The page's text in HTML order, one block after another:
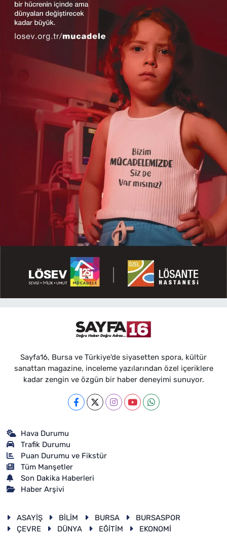
Sayfa16, Bursa ve Türkiye'de siyasetten spora, kültür
sanattan magazine, inceleme yazılarından özel içeriklere
kadar zengin ve özgün bir haber deneyimi sunuyor.
Hava Durumu
Trafik Durumu
Puan Durumu ve Fikstür
Tüm Manşetler
Son Dakika Haberleri
Haber Arşivi
ASAYİŞ BİLİM BURSA
BURSASPOR
ÇEVRE
DÜNYA EĞİTİM
EKONOMİ